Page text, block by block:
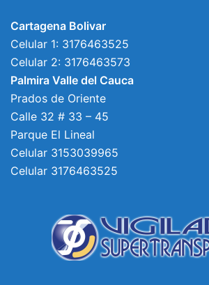
Cartagena Bolivar
Celular 1: 3176463525
Celular 2: 3176463573
Palmira Valle del Cauca
Prados de Oriente
Calle 32 # 33 – 45
Parque El Lineal
Celular 3153039965
Celular 3176463525